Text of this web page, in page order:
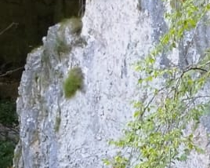
1745505917026